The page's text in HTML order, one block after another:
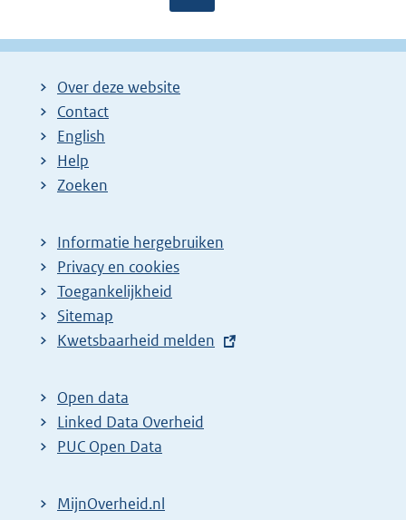
r
g
e
a
n
a
z
o
k
r
e
u
g
n
g
g
l
Over deze website
Contact
English
Help
Zoeken
Informatie hergebruiken
Privacy en cookies
Toegankelijkheid
Sitemap
E
t
e
r
l
Kwetsbaarheid melden
Open data
Linked Data Overheid
PUC Open Data
MijnOverheid.nl